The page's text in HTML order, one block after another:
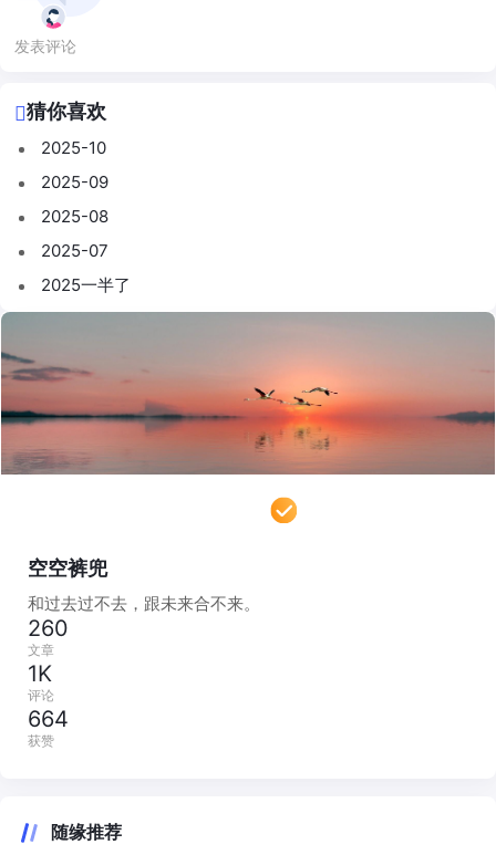
发表评论
猜你喜欢
2025-10
2025-09
2025-08
2025-07
2025一半了
空空裤兜
和过去过不去，跟未来合不来。
260
文章
1K
评论
664
获赞
随缘推荐